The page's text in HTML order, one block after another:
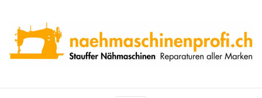
content